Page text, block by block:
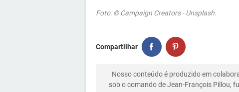
Foto: © Campaign Creators - Unsplash.
Compartilhar
Nosso conteúdo é produzido em
sob o comando de Jean-François Pillou,